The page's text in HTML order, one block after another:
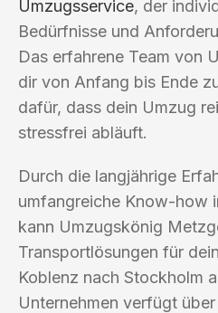
Umzugsservice, der
Bedürfnisse und
Das erfahrene Team von
dir von Anfang bis Ende
dafür, dass dein Umzug
stressfrei abläuft.
Durch die langjährige
umfangreiche Know-how
kann Umzugskönig
Transportlösungen für
Koblenz nach Stockholm
Unternehmen verfügt